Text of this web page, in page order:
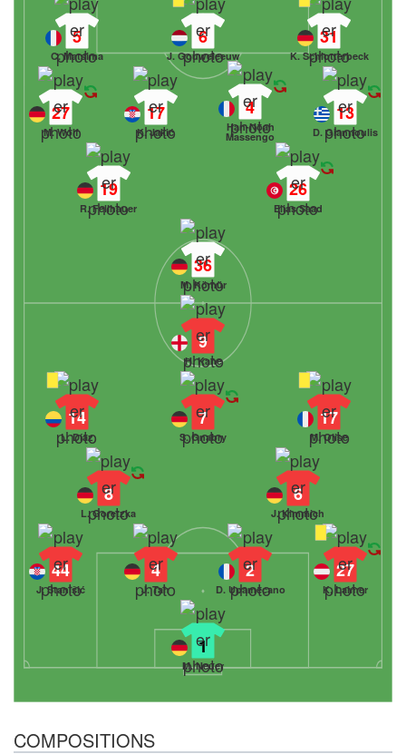
31
K. Schlotterbeck
6
J. Gouweleeuw
5
C. Matsima
13
D. Giannoulis
4
Han-Noah
Massengo
17
K. Jakić
27
M. Wolf
26
Elias Saad
19
R. Fellhauer
36
M. Kömür
1
M. Neuer
44
J. Stanišić
4
J. Tah
2
D. Upamecano
27
K. Laimer
8
L. Goretzka
6
J. Kimmich
14
L. Díaz
7
S. Gnabry
17
M. Olise
9
H. Kane
COMPOSITIONS